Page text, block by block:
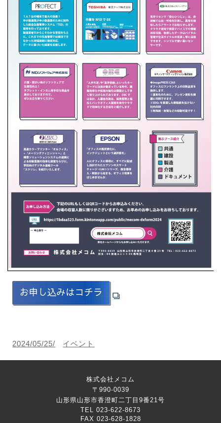
2024/05/25/ イベント
株式会社メコム
〒990-0039
山形県山形市香澄町二丁目9番21号
TEL 023-622-8673
FAX 023-628-1828